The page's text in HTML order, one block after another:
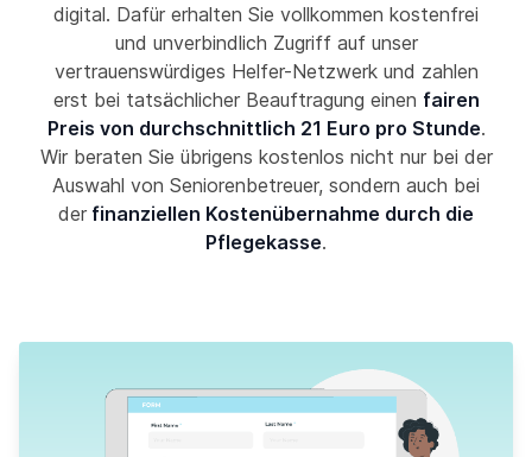
digital. Dafür erhalten Sie vollkommen kostenfrei
und unverbindlich Zugriff auf unser
vertrauenswürdiges Helfer-Netzwerk und zahlen
erst bei tatsächlicher Beauftragung einen fairen
Preis von durchschnittlich 21 Euro pro Stunde.
Wir beraten Sie übrigens kostenlos nicht nur bei der
Auswahl von Seniorenbetreuer, sondern auch bei
der finanziellen Kostenübernahme durch die
Pflegekasse.